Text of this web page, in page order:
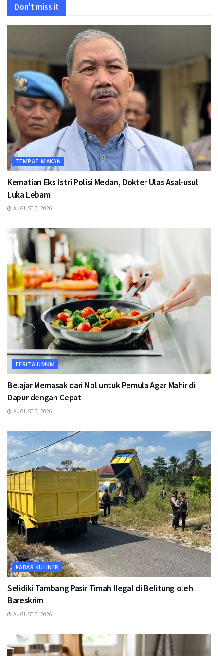
Don't miss it
TEMPAT MAKAN
Kematian Eks Istri Polisi Medan, Dokter Ulas Asal-usul
Luka Lebam
AUGUST 7, 2026
BERITA UMKM
Belajar Memasak dari Nol untuk Pemula Agar Mahir di
Dapur dengan Cepat
AUGUST 7, 2026
KABAR KULINER
Selidiki Tambang Pasir Timah Ilegal di Belitung oleh
Bareskrim
AUGUST 7, 2026